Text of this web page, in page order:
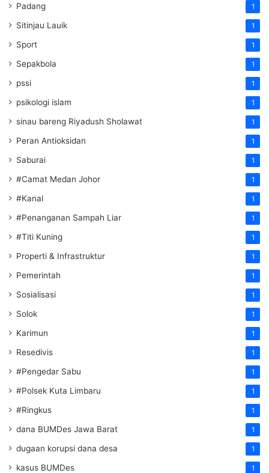
Padang 1
Sitinjau Lauik 1
Sport 1
Sepakbola 1
pssi 1
psikologi islam 1
sinau bareng Riyadush Sholawat 1
Peran Antioksidan 1
Saburai 1
#Camat Medan Johor 1
#Kanal 1
#Penanganan Sampah Liar 1
#Titi Kuning 1
Properti & Infrastruktur 1
Pemerintah 1
Sosialisasi 1
Solok 1
Karimun 1
Resedivis 1
#Pengedar Sabu 1
#Polsek Kuta Limbaru 1
#Ringkus 1
dana BUMDes Jawa Barat 1
dugaan korupsi dana desa 1
kasus BUMDes 1